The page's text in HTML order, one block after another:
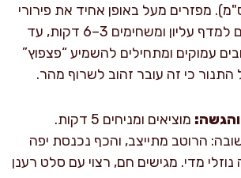
כ-24 ס"מ). מפזרים מעל באופן אחיד את פירורי
הלחם. מכניסים למדף עליון ומשחימים 3–6 דקות, עד
עמוקים ומתחילים להשמיע “פצפוץ”
התנור כי זה עובר זהוב לשרוף מהר.
מוציאים ומניחים 5 דקות.
הרוטב מתייצב, והכף נכנסת יפה
מדי. מגישים חם, רצוי עם סלט רענן